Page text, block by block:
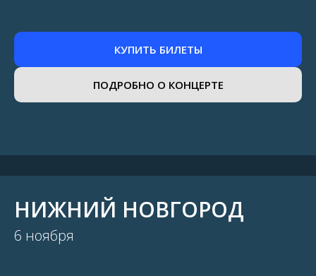
КУПИТЬ БИЛЕТЫ
ПОДРОБНО О КОНЦЕРТЕ
НИЖНИЙ НОВГОРОД
6 ноября